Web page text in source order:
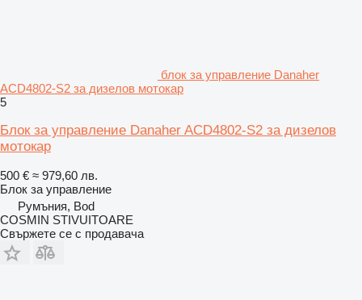
блок за управление Danaher
ACD4802-S2 за дизелов мотокар
5
Блок за управление Danaher ACD4802-S2 за дизелов
мотокар
500 € ≈ 979,60 лв.
Блок за управление
Румъния, Bod
COSMIN STIVUITOARE
Свържете се с продавача